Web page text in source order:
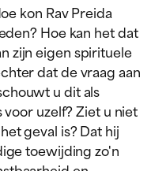
kon Rav Preida
Hoe kan het dat
zijn eigen spirituele
dat de vraag aan
u dit als
uzelf? Ziet u niet
geval is? Dat hij
toewijding zo'n